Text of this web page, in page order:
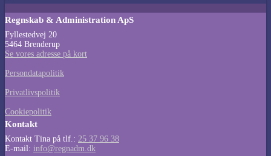
Regnskab & Administration ApS
Fyllestedvej 20
5464 Brenderup
Se vores adresse på kort
Persondatapolitik
Privatlivspolitik
Cookiepolitik
Kontakt
Kontakt Tina på tlf.: 25 37 96 38
E-mail: info@regnadm.dk